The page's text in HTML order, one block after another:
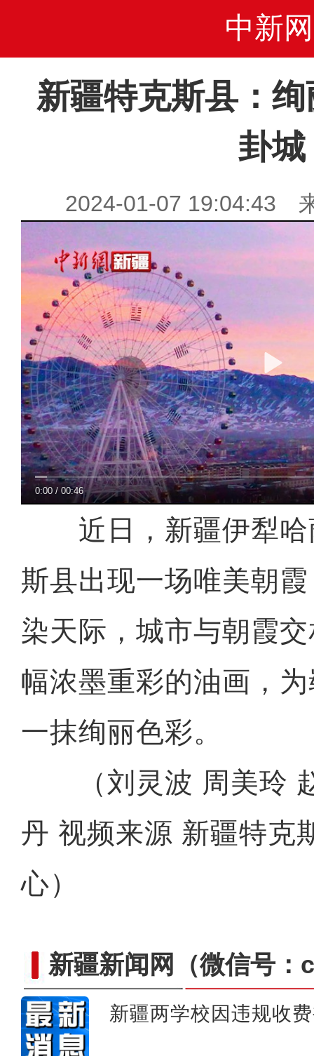
中新网
新疆特克斯县：
卦城
2024-01-07 19:04:43
0:00 /00:46
近日，新疆伊犁哈
斯县出现一场唯美朝
染天际，城市与朝霞
幅浓墨重彩的油画，
一抹绚丽色彩。
（刘灵波 周美玲
丹 视频来源 新疆特克
心）
新疆新闻网 （微信号
新疆两学校因违规收